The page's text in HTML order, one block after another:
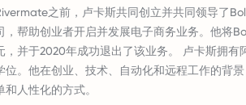
之前，卢卡斯共同创立并共同领导了
，帮助创业者开启并发展电子商务业务。他将
，并于2020年成功退出了该业务。 卢卡斯拥有
位。他在创业、技术、自动化和远程工作的背
和人性化的方式。